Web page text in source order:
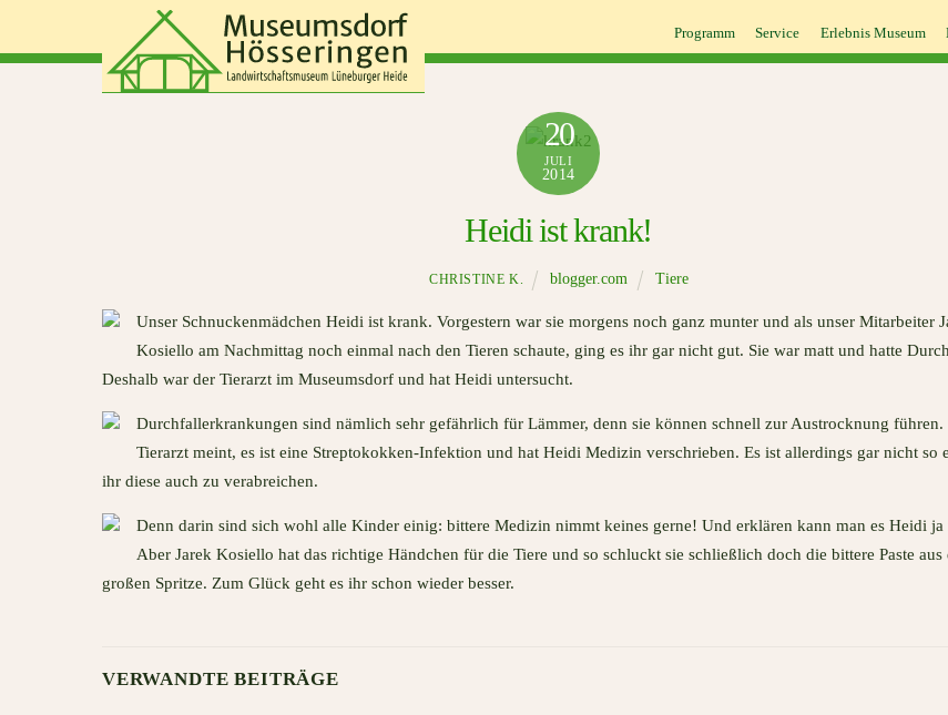
Programm Service Erlebnis Museum
20
JULI
2014
Heidi ist krank!
CHRISTINE K. blogger.com Tiere
Unser Schnuckenmädchen Heidi ist krank. Vorgestern war sie morgens noch ganz munter und als unser Mitarbeiter
Kosiello am Nachmittag noch einmal nach den Tieren schaute, ging es ihr gar nicht gut. Sie war matt und hatte
Deshalb war der Tierarzt im Museumsdorf und hat Heidi untersucht.
Durchfallerkrankungen sind nämlich sehr gefährlich für Lämmer, denn sie können schnell zur Austrocknung
Tierarzt meint, es ist eine Streptokokken-Infektion und hat Heidi Medizin verschrieben. Es ist allerdings gar nicht so
ihr diese auch zu verabreichen.
Denn darin sind sich wohl alle Kinder einig: bittere Medizin nimmt keines gerne! Und erklären kann man es Heidi ja
Aber Jarek Kosiello hat das richtige Händchen für die Tiere und so schluckt sie schließlich doch die bittere Paste aus
großen Spritze. Zum Glück geht es ihr schon wieder besser.
VERWANDTE BEITRÄGE